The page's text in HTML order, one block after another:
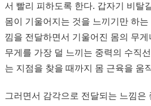
서 빨리 피하도록 한다. 갑자기 비탈
몸이 기울어지는 것을 느끼기만 하
낌을 전달하면서 기울어진 몸의 무
무게를 가장 덜 느끼는 중력의 수직
는 지점을 찾을 때까지 몸 근육을 움
그러면서 감각으로 전달되는 느낌은